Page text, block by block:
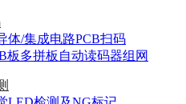
体/集成电路PCB扫码
板多拼板自动读码器组网